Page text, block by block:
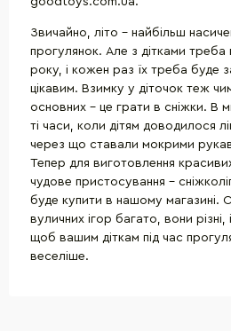
Звичайно, літо - найбільш
прогулянок. Але з дітками треба
року, і кожен раз їх треба буде
цікавим. Взимку у діточок теж
основних - це грати в сніжки. В
ті часи, коли дітям доводилося
через що ставали мокрими
Тепер для виготовлення
чудове пристосування -
буде купити в нашому магазині.
вуличних ігор багато, вони різні,
щоб вашим діткам під час
веселіше.